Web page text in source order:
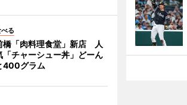
る
橋「肉料理食堂」新店 人
「チャーシュー丼」どーん
400グラム